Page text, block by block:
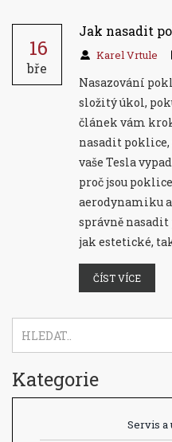
16
bře
Jak nasadit
Karel Vrtule
Nasazování
složitý úkol,
článek vám
nasadit poklice,
vaše Tesla
proč jsou
aerodynamiku
správně
jak estetické,
ČÍST VÍCE
Kategorie
Servis a